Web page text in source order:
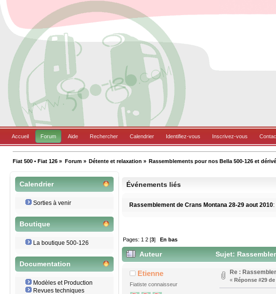
Accueil Forum Aide Rechercher Calendrier Identifiez-vous Inscrivez-vous
Fiat 500 • Fiat 126 » Forum» Détente et relaxation » Rassemblements pour nos Bella 500-126 et
Calendrier
Sorties à venir
Boutique
La boutique 500-126
Documentation
Modèles et Production
Revues techniques
Événements liés
Rassemblement de Crans Montana 28-29 aout 2010:
Pages: 1 2 [3]En bas
Auteur Sujet:
Etienne
Fiatiste connaisseur
Re :
« Réponse #29